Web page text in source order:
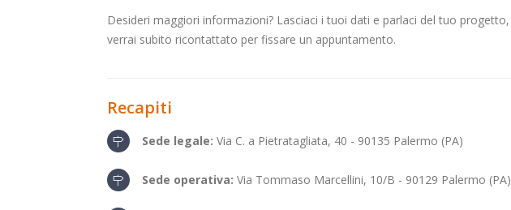
Desideri maggiori informazioni? Lasciaci i tuoi dati e parlaci del tuo progetto,
verrai subito ricontattato per fissare un appuntamento.
Recapiti
Sede legale: Via C. a Pietratagliata, 40 - 90135 Palermo (PA)
Sede operativa: Via Tommaso Marcellini, 10/B - 90129 Palermo (PA)